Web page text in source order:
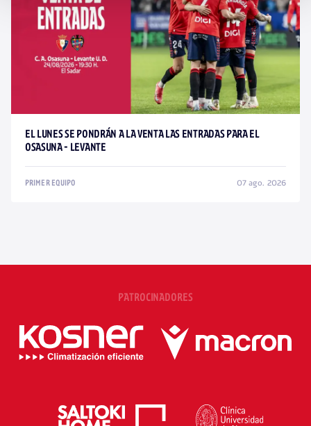
EL LUNES SE PONDRÁN A LA VENTA LAS ENTRADAS PARA EL
OSASUNA - LEVANTE
PRIMER EQUIPO 07 ago. 2026
PATROCINADORES